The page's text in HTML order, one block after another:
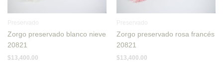
Preservado
Zorgo preservado blanco nieve
20821
$13,400.00
Preservado
Zorgo preservado rosa francés
20821
$13,400.00